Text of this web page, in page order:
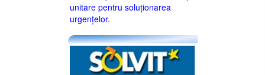
unitare pentru soluționarea
urgențelor.